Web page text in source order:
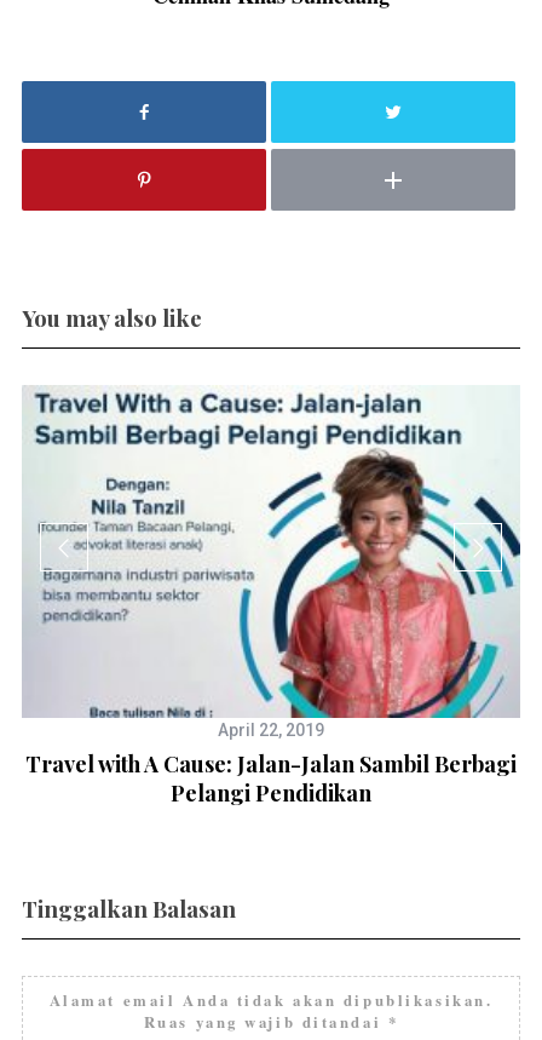
You may also like
April 22, 2019
Travel with A Cause: Jalan-Jalan Sambil Berbagi
Pelangi Pendidikan
Tinggalkan Balasan
Alamat email Anda tidak akan dipublikasikan.
Ruas yang wajib ditandai *